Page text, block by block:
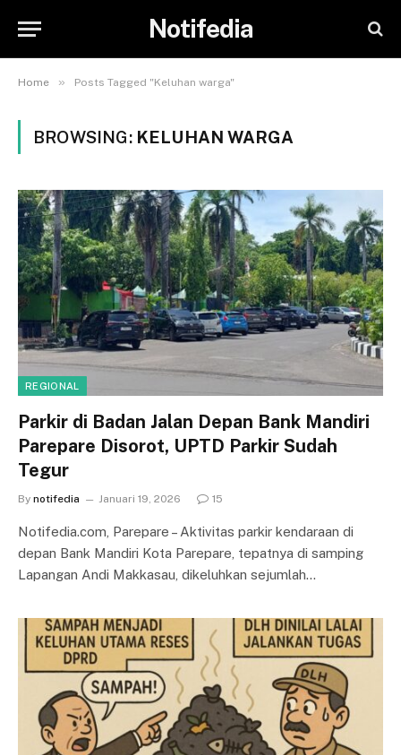
Notifedia
Home » Posts Tagged "Keluhan warga"
BROWSING: KELUHAN WARGA
REGIONAL
Parkir di Badan Jalan Depan Bank Mandiri
Parepare Disorot, UPTD Parkir Sudah
Tegur
By notifedia Januari 19, 2026 15
Notifedia.com, Parepare – Aktivitas parkir kendaraan di
depan Bank Mandiri Kota Parepare, tepatnya di samping
Lapangan Andi Makkasau, dikeluhkan sejumlah…